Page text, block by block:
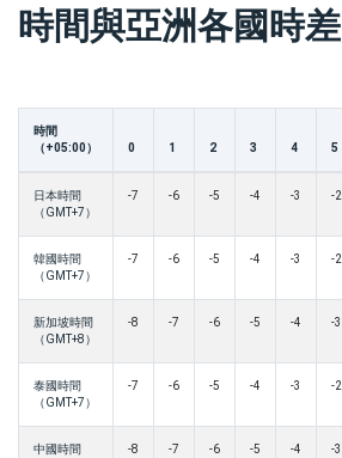
時間與亞洲各國時差
時間
（+05:00）
0 1 2 3 4 5
日本時間
（GMT+7）
-7 -6 -5 -4 -3 -2
韓國時間
（GMT+7）
-7 -6 -5 -4 -3 -2
新加坡時間
（GMT+8）
-8 -7 -6 -5 -4 -3
泰國時間
（GMT+7）
-7 -6 -5 -4 -3 -2
中國時間
-8 -7 -6 -5 -4 -3